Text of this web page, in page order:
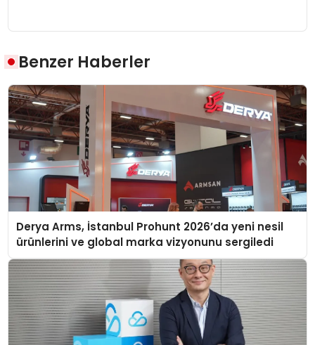
Benzer Haberler
Derya Arms, İstanbul Prohunt 2026’da yeni nesil
ürünlerini ve global marka vizyonunu sergiledi